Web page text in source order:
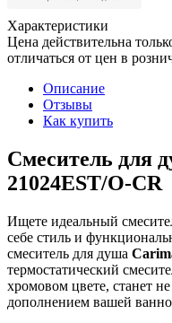
Характеристики
Цена действительна
отличаться от цен в
Описание
Отзывы
Как купить
Смеситель для
21024EST/O-CR
Ищете идеальный
себе стиль и
смеситель для душа
термостатический
хромовом цвете, станет
дополнением вашей